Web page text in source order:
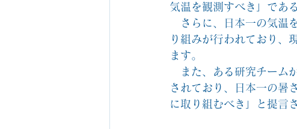
気温を観測すべき」であ
さらに、日本一の気温
り組みが行われており、
ます。
また、ある研究チーム
されており、日本一の暑
に取り組むべき」と提言